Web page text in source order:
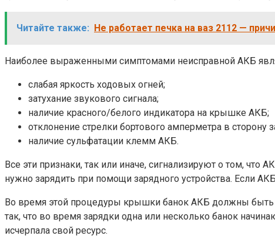
Читайте также: Не работает печка на ваз 2112 —
Наиболее выраженными симптомами неисправной АКБ
слабая яркость ходовых огней;
затухание звукового сигнала;
наличие красного/белого индикатора на крышке АКБ;
отклонение стрелки бортового амперметра в сторону
наличие сульфатации клемм АКБ.
Все эти признаки, так или иначе, сигнализируют о том, что
нужно зарядить при помощи зарядного устройства. Если
Во время этой процедуры крышки банок АКБ должны быть
так, что во время зарядки одна или несколько банок
исчерпала свой ресурс.